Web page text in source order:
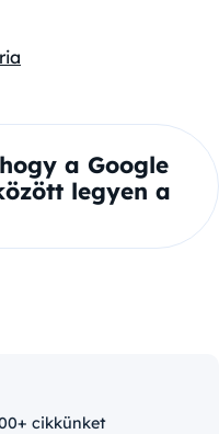
a Google
legyen a
cikkünket